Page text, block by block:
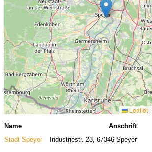
Leaflet |
Name
Anschrift
Stadt Speyer
Industriestr. 23, 67346 Speyer